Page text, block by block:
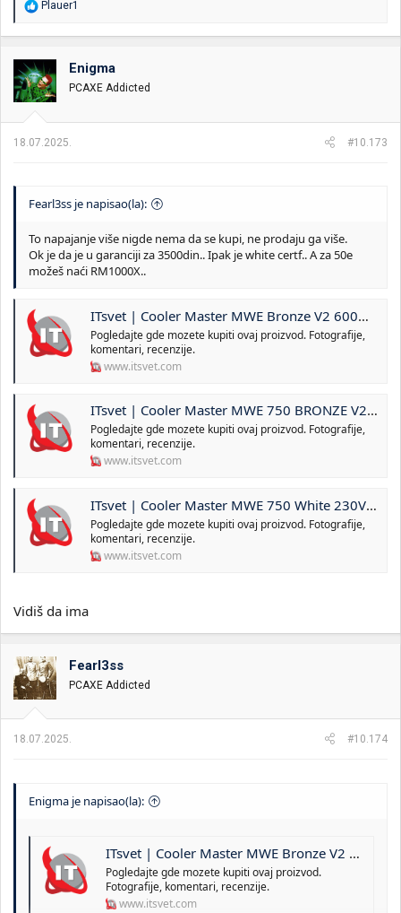
R
a
o
v
a
n
:
Plauer1
Enigma
PCAXE Addicted
18.07.2025. #10.173
Fearl3ss je napisao(la):
To napajanje više nigde nema da se kupi, ne prodaju ga više.
Ok je da je u garanciji za 3500din.. Ipak je white certf.. A za 50e
možeš naći RM1000X..
ITsvet | Cooler Master MWE Bronze V2 600W MPE-6001-ACAAB-EU Napajanje
Pogledajte gde mozete kupiti ovaj proizvod. Fotografije,
komentari, recenzije.
www.itsvet.com
ITsvet | Cooler Master MWE 750 BRONZE V2 230V MPE-7501-ACABW-BEU Napajanje
Pogledajte gde mozete kupiti ovaj proizvod. Fotografije,
komentari, recenzije.
www.itsvet.com
ITsvet | Cooler Master MWE 750 White 230V V2 MPE-7501-ACABW-EU Napajanje
Pogledajte gde mozete kupiti ovaj proizvod. Fotografije,
komentari, recenzije.
www.itsvet.com
Vidiš da ima
Fearl3ss
PCAXE Addicted
18.07.2025. #10.174
Enigma je napisao(la):
ITsvet | Cooler Master MWE Bronze V2 600W MPE-6001-ACAAB-EU Napajanje
Pogledajte gde mozete kupiti ovaj proizvod.
Fotografije, komentari, recenzije.
www.itsvet.com